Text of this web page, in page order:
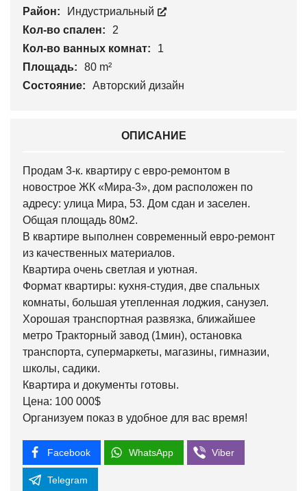
Район:
Индустриальный
Кол-во спален:
2
Кол-во ванных комнат:
1
Площадь:
80 m²
Состояние:
Авторский дизайн
ОПИСАНИЕ
Продам 3-к. квартиру с евро-ремонтом в
новострое ЖК «Мира-3», дом расположен по
адресу: улица Мира, 53. Дом сдан и заселен.
Общая площадь 80м2.
В квартире выполнен современный евро-ремонт
из качественных материалов.
Квартира очень светлая и уютная.
Формат квартиры: кухня-студия, две спальных
комнаты, большая утепленная лоджия, санузел.
Хорошая транспортная развязка, ближайшее
метро Тракторный завод (1мин), остановка
транспорта, супермаркеты, магазины, гимназии,
школы, садики.
Квартира и документы готовы.
Цена: 100 000$
Организуем показ в удобное для вас время!
Facebook WhatsApp Viber
Telegram